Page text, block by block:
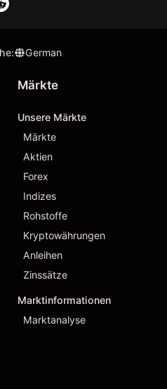
: German
Märkte
Unsere Märkte
Märkte
Aktien
Forex
Indizes
Rohstoffe
Kryptowährungen
Anleihen
Zinssätze
Marktinformationen
Marktanalyse